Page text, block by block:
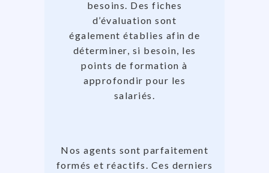
besoins. Des fiches
d’évaluation sont
également établies afin de
déterminer, si besoin, les
points de formation à
approfondir pour les
salariés.
Nos agents sont parfaitement
formés et réactifs. Ces derniers